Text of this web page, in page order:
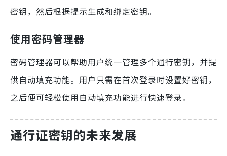
密钥，然后根据提示生成和绑定密钥。
使用密码管理器
密码管理器可以帮助用户统一管理多个通行密钥，并提
供自动填充功能。用户只需在首次登录时设置好密钥，
之后便可轻松使用自动填充功能进行快速登录。
通行证密钥的未来发展